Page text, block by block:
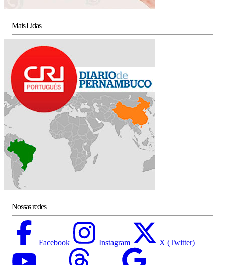
Mais Lidas
Nossas redes
Facebook Instagram X (Twitter)